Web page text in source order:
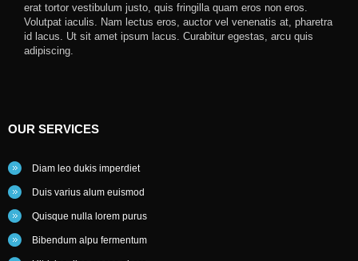
erat tortor vestibulum justo, quis fringilla quam eros non eros.
Volutpat iaculis. Nam lectus eros, auctor vel venenatis at, pharetra
id lacus. Ut sit amet ipsum lacus. Curabitur egestas, arcu quis
adipiscing.
OUR SERVICES
Diam leo dukis imperdiet
Duis varius alum euismod
Quisque nulla lorem purus
Bibendum alpu fermentum